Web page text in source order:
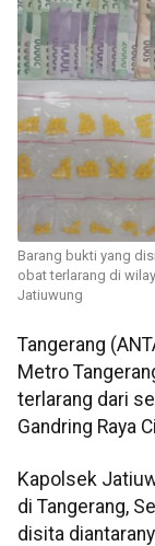
Barang bukti yang
obat terlarang di
Jatiuwung
Tangerang
Metro
terlarang dari
Gandring Raya
Kapolsek
di Tangerang,
disita